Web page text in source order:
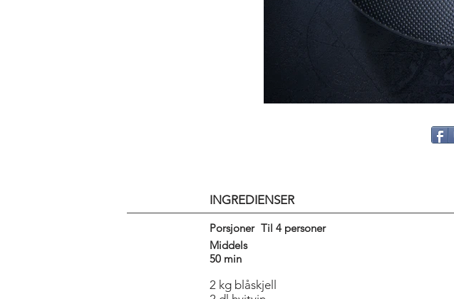
INGREDIENSER
Porsjoner Til 4 personer
Middels
50 min
2 kg blåskjell